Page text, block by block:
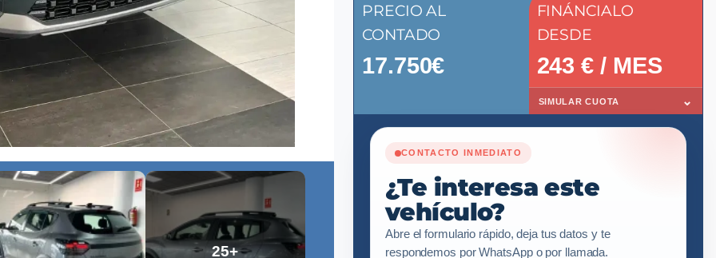
25+
PRECIO AL
CONTADO
17.750€
FINÁNCIALO
DESDE
243 € / MES
SIMULAR CUOTA ⌄
CONTACTO INMEDIATO
¿Te interesa este
vehículo?
Abre el formulario rápido, deja tus datos y te
respondemos por WhatsApp o por llamada.